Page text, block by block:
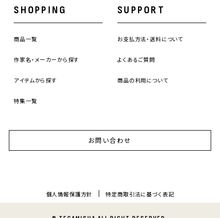
SHOPPING
商品一覧
作家名・メーカーから探す
アイテムから探す
特集一覧
SUPPORT
お支払方法・送料について
よくあるご質問
商品の利用について
お問い合わせ
個人情報保護方針 特定商取引法に基づく表記